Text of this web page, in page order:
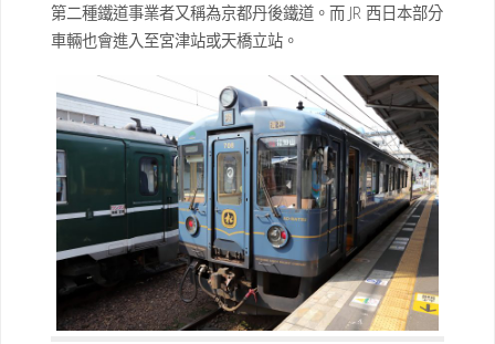
第二種鐵道事業者又稱為京都丹後鐵道。而 JR 西日本部分
車輛也會進入至宮津站或天橋立站。